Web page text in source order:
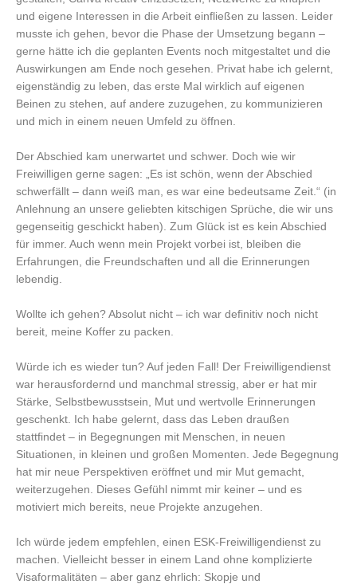
und eigene Interessen in die Arbeit einfließen zu lassen. Leider
musste ich gehen, bevor die Phase der Umsetzung begann –
gerne hätte ich die geplanten Events noch mitgestaltet und die
Auswirkungen am Ende noch gesehen. Privat habe ich gelernt,
eigenständig zu leben, das erste Mal wirklich auf eigenen
Beinen zu stehen, auf andere zuzugehen, zu kommunizieren
und mich in einem neuen Umfeld zu öffnen.
Der Abschied kam unerwartet und schwer. Doch wie wir
Freiwilligen gerne sagen: „Es ist schön, wenn der Abschied
schwerfä llt – dann weiß man, es war eine bedeutsame Zeit.“ (in
Anlehnung an unsere geliebten kitschigen Sprüche, die wir uns
gegenseitig geschickt haben). Zum Glück ist es kein Abschied
für immer. Auch wenn mein Projekt vorbei ist, bleiben die
Erfahrungen, die Freundschaften und all die Erinnerungen
lebendig.
Wollte ich gehen? Absolut nicht – ich war definitiv noch nicht
bereit, meine Koffer zu packen.
Würde ich es wieder tun? Auf jeden Fall! Der Freiwilligendienst
war herausfordernd und manchmal stressig, aber er hat mir
Stärke, Selbstbewusstsein, Mut und wertvolle Erinnerungen
geschenkt. Ich habe gelernt, dass das Leben draußen
stattfindet – in Begegnungen mit Menschen, in neuen
Situationen, in kleinen und großen Momenten. Jede Begegnung
hat mir neue Perspektiven eröffnet und mir Mut gemacht,
weiterzugehen. Dieses Gefühl nimmt mir keiner – und es
motiviert mich bereits, neue Projekte anzugehen.
Ich würde jedem empfehlen, einen ESK-Freiwilligendienst zu
machen. Vielleicht besser in einem Land ohne komplizierte
Visaformalitäten – aber ganz ehrlich: Skopje und